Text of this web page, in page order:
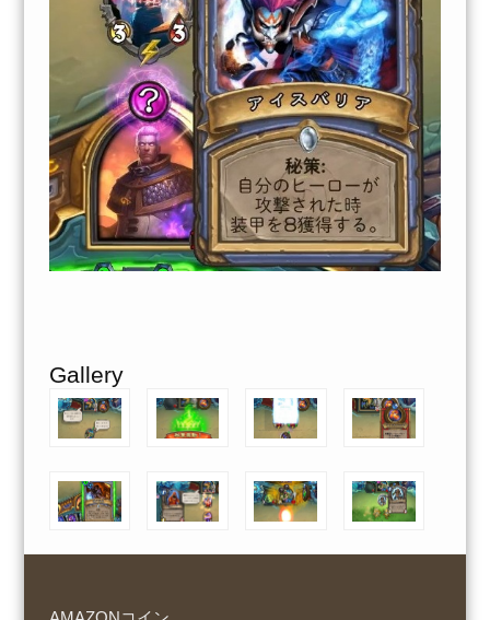
Gallery